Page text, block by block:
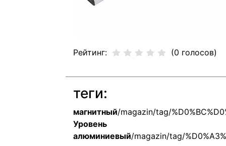
Рейтинг: (0 голосов)
теги:
магнитный/magazin/tag/
Уровень
алюминиевый/magazin/tag/